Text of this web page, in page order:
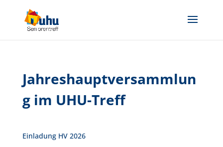
Jahreshauptversammlun
g im UHU-Treff
Einladung HV 2026